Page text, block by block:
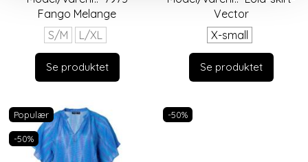
Fango Melange
S/M
L/XL
Se produktet
Vector
X-small
Se produktet
Populær
-50%
-50%